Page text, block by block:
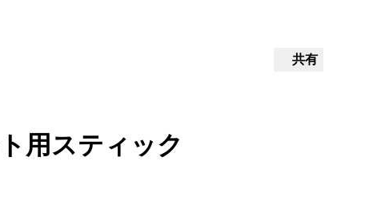
共有
用スティック